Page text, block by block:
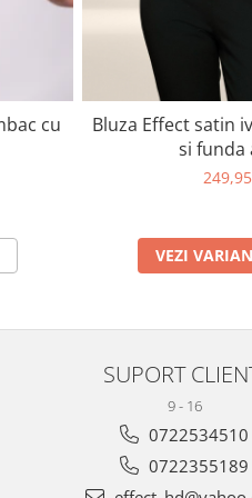
cu
Bluza Effect satin
si funda
VEZI
SUPORT
9 - 16
0722534510
0722355189